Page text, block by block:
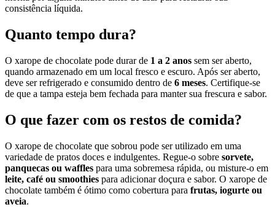
consistência líquida.
Quanto tempo dura?
O xarope de chocolate pode durar de 1 a 2 anos sem ser aberto,
quando armazenado em um local fresco e escuro. Após ser aberto,
deve ser refrigerado e consumido dentro de 6 meses. Certifique-se
de que a tampa esteja bem fechada para manter sua frescura e sabor.
O que fazer com os restos de comida?
O xarope de chocolate que sobrou pode ser utilizado em uma
variedade de pratos doces e indulgentes. Regue-o sobre sorvete,
panquecas ou waffles para uma sobremesa rápida, ou misture-o em
leite, café ou smoothies para adicionar doçura e sabor. O xarope de
chocolate também é ótimo como cobertura para frutas, iogurte ou
aveia.